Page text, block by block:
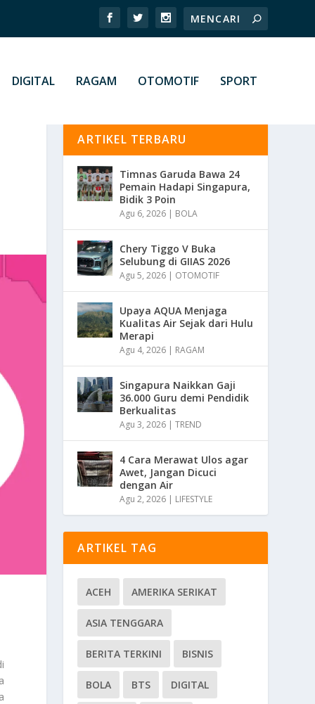
DIGITAL RAGAM OTOMOTIF SPORT
ARTIKEL TERBARU
Timnas Garuda Bawa 24
Pemain Hadapi Singapura,
Bidik 3 Poin
Agu 6, 2026 | BOLA
Chery Tiggo V Buka
Selubung di GIIAS 2026
Agu 5, 2026 | OTOMOTIF
Upaya AQUA Menjaga
Kualitas Air Sejak dari Hulu
Merapi
Agu 4, 2026 | RAGAM
Singapura Naikkan Gaji
36.000 Guru demi Pendidik
Berkualitas
Agu 3, 2026 |TREND
4 Cara Merawat Ulos agar
Awet, Jangan Dicuci
dengan Air
Agu 2, 2026 | LIFESTYLE
ARTIKEL TAG
ACEH AMERIKA SERIKAT
ASIA TENGGARA
BERITA TERKINI BISNIS
BOLA BTS DIGITAL